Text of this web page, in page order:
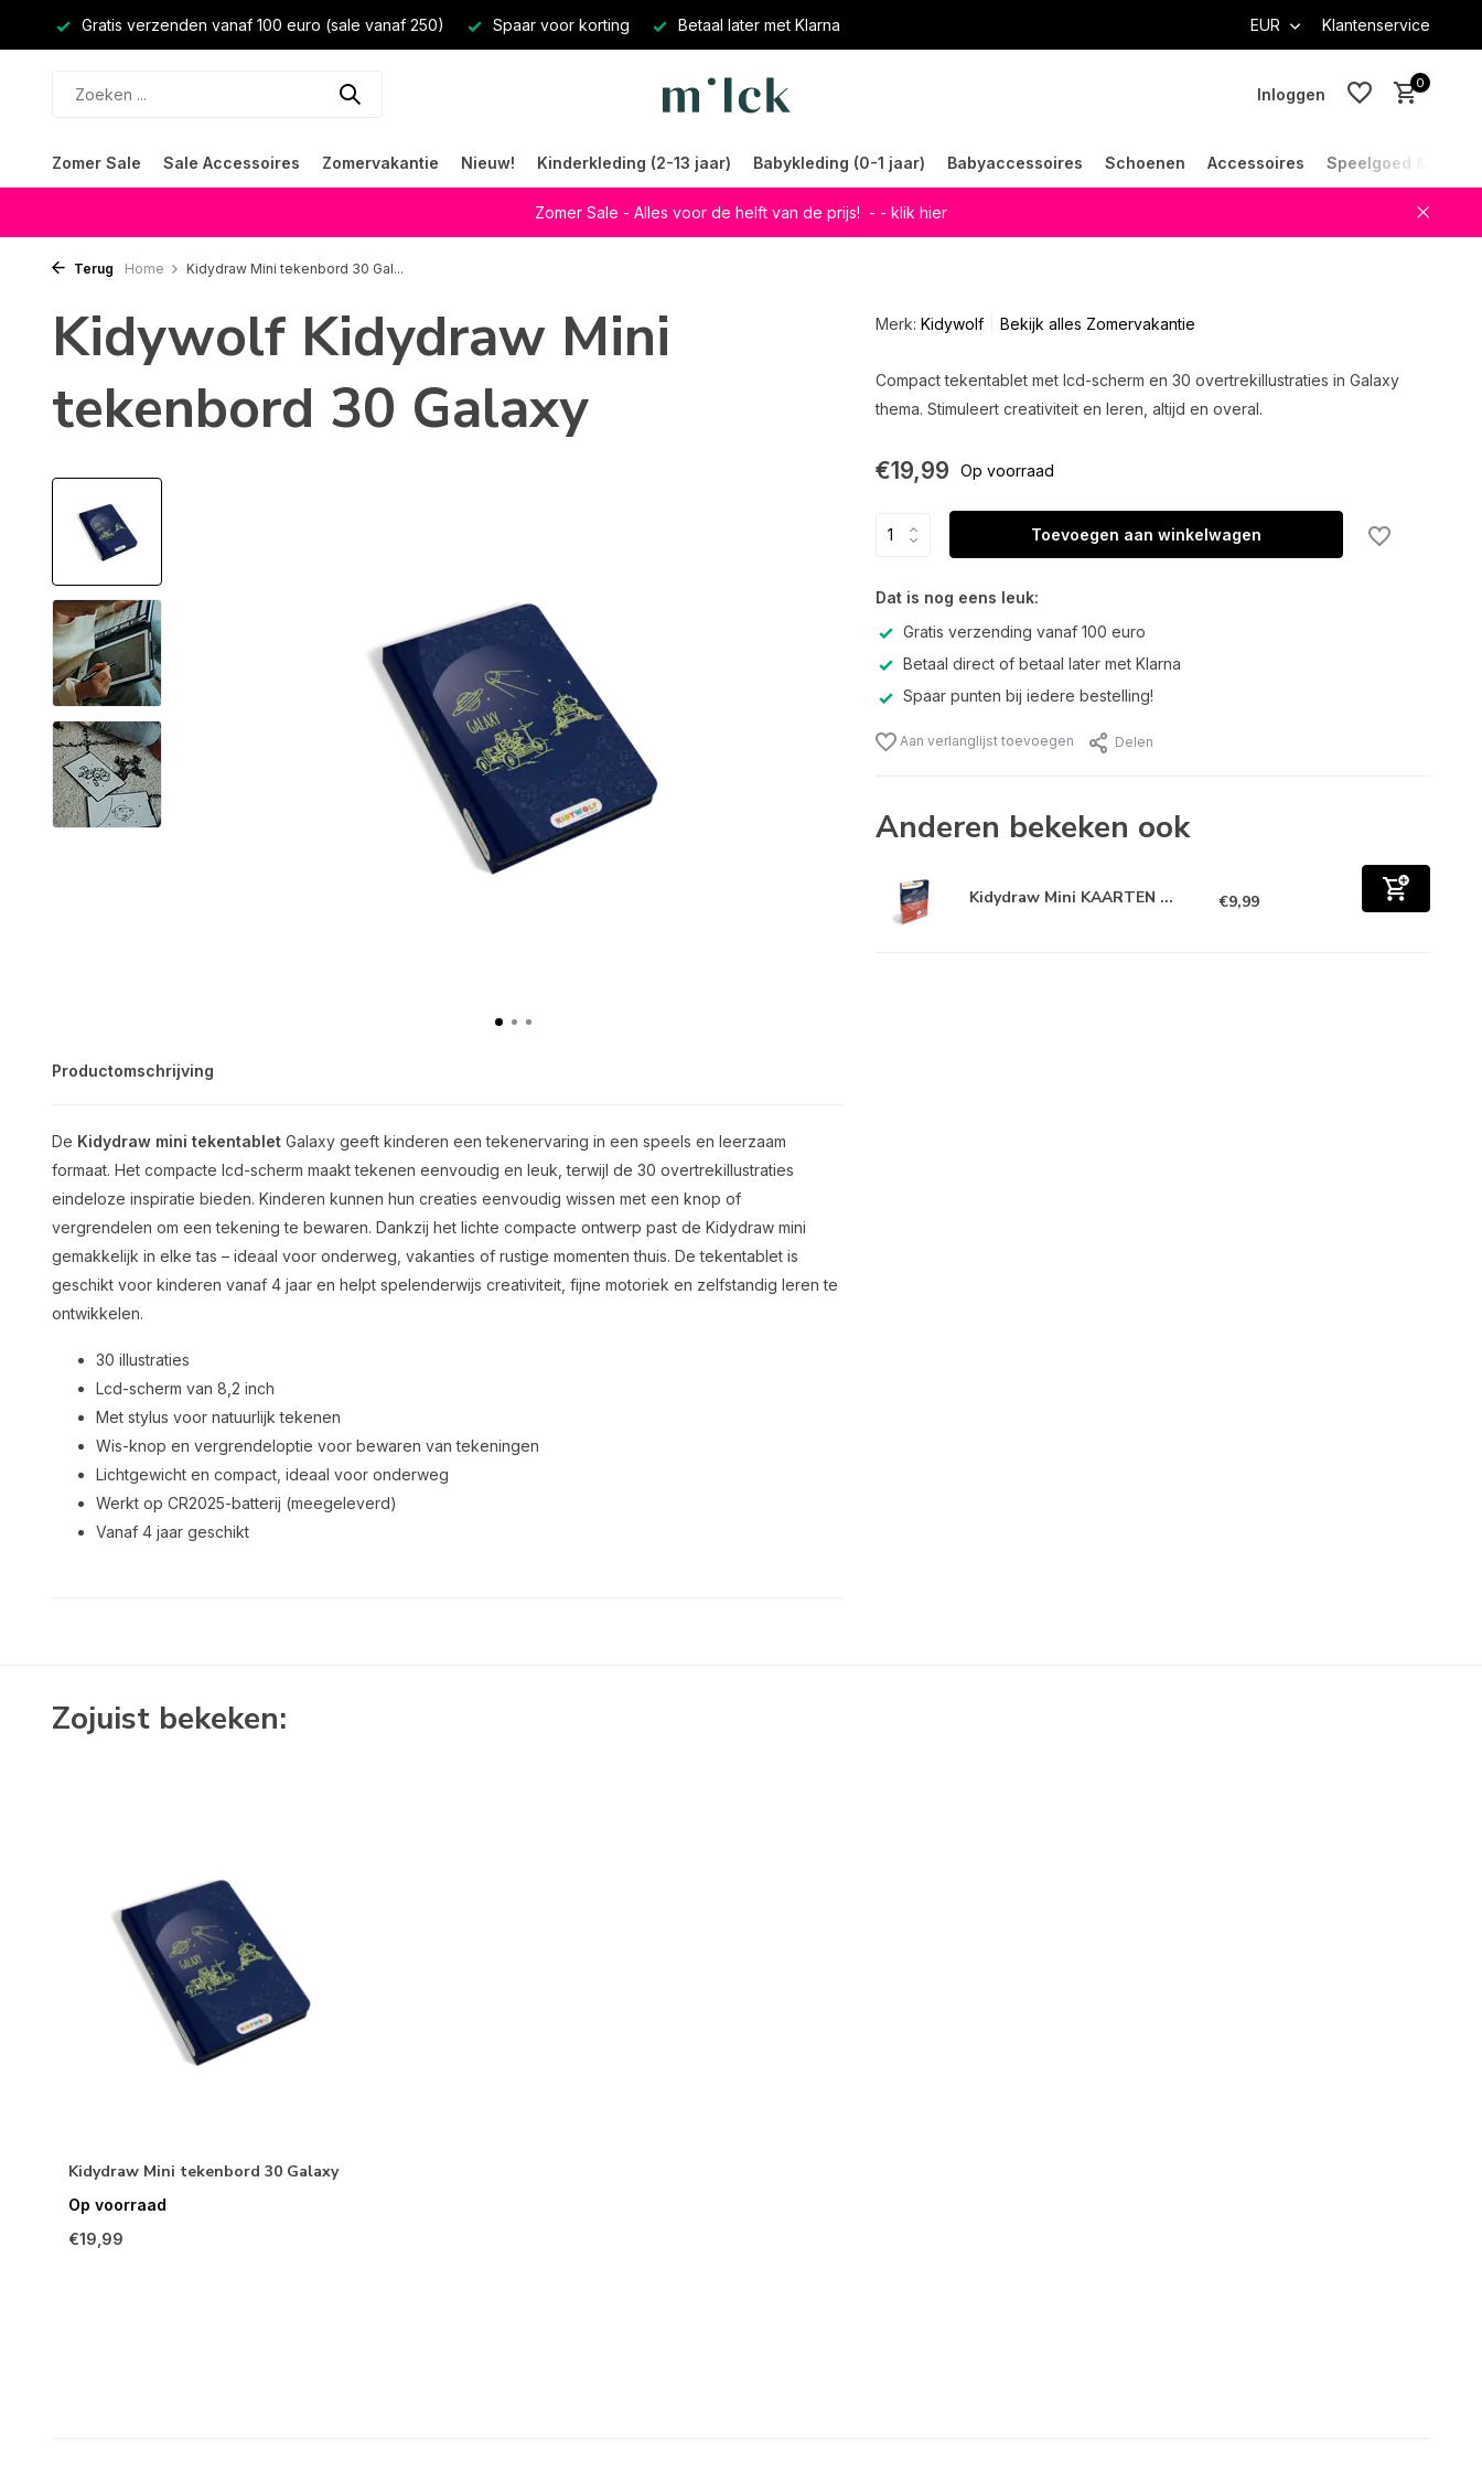
Gratis verzenden vanaf 100 euro (sale vanaf 250) Spaar voor korting Betaal later met Klarna EUR Klantenservice
Inloggen
0
Zomer Sale Sale Accessoires Zomervakantie Nieuw! Kinderkleding (2-13 jaar) Babykleding (0-1 jaar) Babyaccessoires Schoenen Accessoires Speelgoed &
Zomer Sale - Alles voor de helft van de prijs! - - klik hier
Terug Home Kidydraw Mini tekenbord 30 Gal...
Kidywolf Kidydraw Mini
tekenbord 30 Galaxy
Productomschrijving
De Kidydraw mini tekentablet Galaxy geeft kinderen een tekenervaring in een speels en leerzaam
formaat. Het compacte lcd-scherm maakt tekenen eenvoudig en leuk, terwijl de 30 overtrekillustraties
eindeloze inspiratie bieden. Kinderen kunnen hun creaties eenvoudig wissen met een knop of
vergrendelen om een tekening te bewaren. Dankzij het lichte compacte ontwerp past de Kidydraw mini
gemakkelijk in elke tas – ideaal voor onderweg, vakanties of rustige momenten thuis. De tekentablet is
geschikt voor kinderen vanaf 4 jaar en helpt spelenderwijs creativiteit, fijne motoriek en zelfstandig leren te
ontwikkelen.
30 illustraties
Lcd-scherm van 8,2 inch
Met stylus voor natuurlijk tekenen
Wis-knop en vergrendeloptie voor bewaren van tekeningen
Lichtgewicht en compact, ideaal voor onderweg
Werkt op CR2025-batterij (meegeleverd)
Vanaf 4 jaar geschikt
Merk: Kidywolf Bekijk alles Zomervakantie
Compact tekentablet met lcd-scherm en 30 overtrekillustraties in Galaxy
thema. Stimuleert creativiteit en leren, altijd en overal.
€19,99 Op voorraad
Toevoegen aan winkelwagen
Dat is nog eens leuk:
Gratis verzending vanaf 100 euro
Betaal direct of betaal later met Klarna
Spaar punten bij iedere bestelling!
Aan verlanglijst toevoegen Delen
Anderen bekeken ook
Kidydraw Mini KAARTEN ... €9,99
Zojuist bekeken:
Kidydraw Mini tekenbord 30 Galaxy
Op voorraad
€19,99